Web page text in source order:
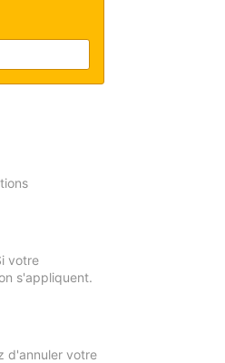
votre
s'appliquent.
d'annuler votre